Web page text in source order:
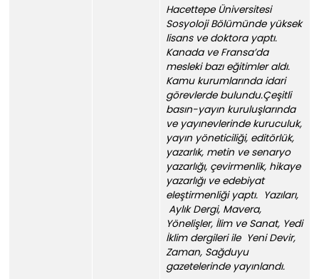
Hacettepe Üniversitesi
Sosyoloji Bölümünde yüksek
lisans ve doktora yaptı.
Kanada ve Fransa’da
mesleki bazı eğitimler aldı.
Kamu kurumlarında idari
görevlerde bulundu.Çeşitli
basın-yayın kuruluşlarında
ve yayınevlerinde kuruculuk,
yayın yöneticiliği, editörlük,
yazarlık, metin ve senaryo
yazarlığı, çevirmenlik, hikaye
yazarlığı ve edebiyat
eleştirmenliği yaptı. Yazıları,
Aylık Dergi, Mavera,
Yönelişler, İlim ve Sanat, Yedi
İklim dergileri ile Yeni Devir,
Zaman, Sağduyu
gazetelerinde yayınlandı.